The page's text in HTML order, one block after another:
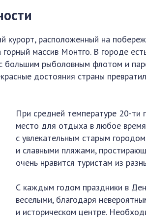
курорт, расположенный на
массив Монтго. В городе
большим рыболовным флотом и
достояния страны
При средней температуре 20-ти
место для отдыха в любое
с увлекательным старым
и славными пляжами,
очень нравится туристам из
С каждым годом праздники в
веселыми, благодаря
и историческом центре.